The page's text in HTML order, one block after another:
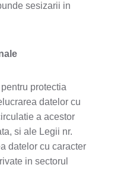
sesizarii in
protectia
datelor cu
a acestor
si ale Legii nr.
datelor cu caracter
in sectorul